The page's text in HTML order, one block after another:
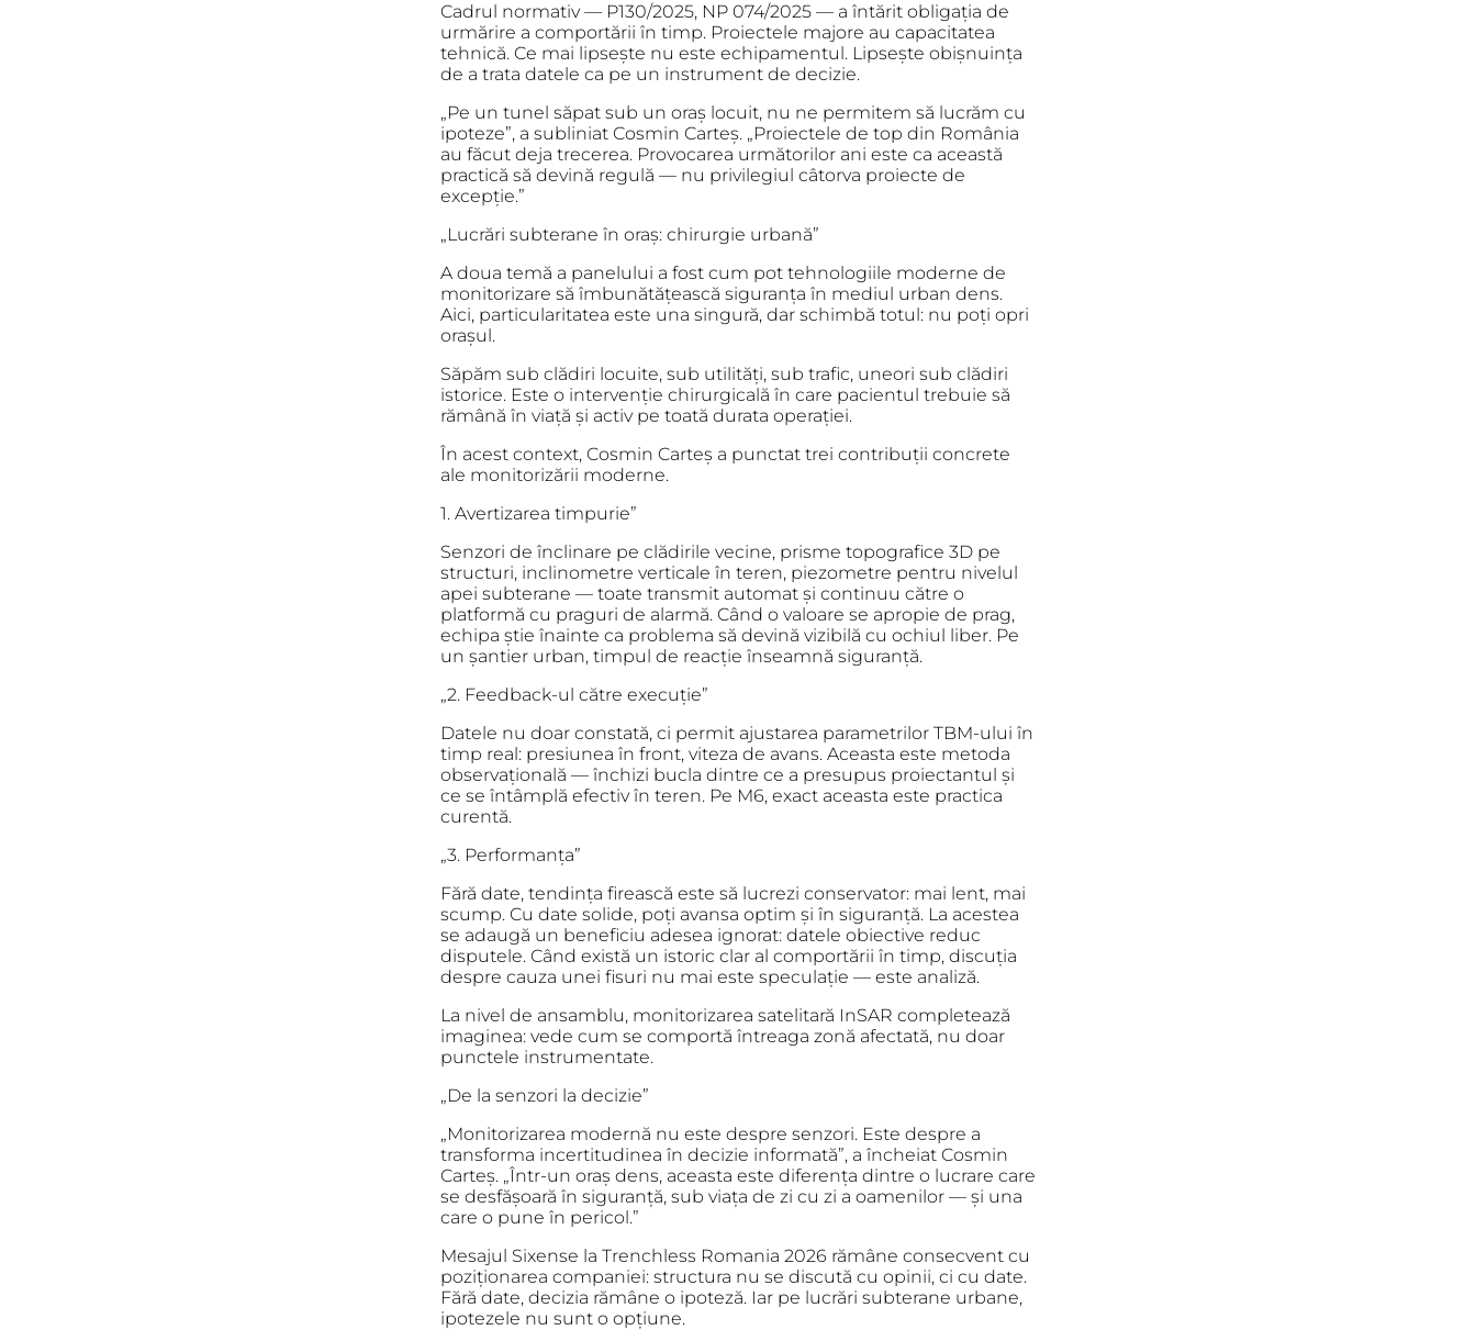
Cadrul normativ — P130/2025, NP 074/2025 — a întărit obligația de
urmărire a comportării în timp. Proiectele majore au capacitatea
tehnică. Ce mai lipsește nu este echipamentul. Lipsește obișnuința
de a trata datele ca pe un instrument de decizie.
„Pe un tunel săpat sub un oraș locuit, nu ne permitem să lucrăm cu
ipoteze”, a subliniat Cosmin Carteș. „Proiectele de top din România
au făcut deja trecerea. Provocarea următorilor ani este ca această
practică să devină regulă — nu privilegiul câtorva proiecte de
excepție.”
„Lucrări subterane în oraș: chirurgie urbană”
A doua temă a panelului a fost cum pot tehnologiile moderne de
monitorizare să îmbunătățească siguranța în mediul urban dens.
Aici, particularitatea este una singură, dar schimbă totul: nu poți opri
orașul.
Săpăm sub clădiri locuite, sub utilități, sub trafic, uneori sub clădiri
istorice. Este o intervenție chirurgicală în care pacientul trebuie să
rămână în viață și activ pe toată durata operației.
În acest context, Cosmin Carteș a punctat trei contribuții concrete
ale monitorizării moderne.
1. Avertizarea timpurie”
Senzori de înclinare pe clădirile vecine, prisme topografice 3D pe
structuri, inclinometre verticale în teren, piezometre pentru nivelul
apei subterane — toate transmit automat și continuu către o
platformă cu praguri de alarmă. Când o valoare se apropie de prag,
echipa știe înainte ca problema să devină vizibilă cu ochiul liber. Pe
un șantier urban, timpul de reacție înseamnă siguranță.
„2. Feedback-ul către execuție”
Datele nu doar constată, ci permit ajustarea parametrilor TBM-ului în
timp real: presiunea în front, viteza de avans. Aceasta este metoda
observațională — închizi bucla dintre ce a presupus proiectantul și
ce se întâmplă efectiv în teren. Pe M6, exact aceasta este practica
curentă.
„3. Performanța”
Fără date, tendința firească este să lucrezi conservator: mai lent, mai
scump. Cu date solide, poți avansa optim și în siguranță. La acestea
se adaugă un beneficiu adesea ignorat: datele obiective reduc
disputele. Când există un istoric clar al comportării în timp, discuția
despre cauza unei fisuri nu mai este speculație — este analiză.
La nivel de ansamblu, monitorizarea satelitară InSAR completează
imaginea: vede cum se comportă întreaga zonă afectată, nu doar
punctele instrumentate.
„De la senzori la decizie”
„Monitorizarea modernă nu este despre senzori. Este despre a
transforma incertitudinea în decizie informată”, a încheiat Cosmin
Carteș. „Într-un oraș dens, aceasta este diferența dintre o lucrare care
se desfășoară în siguranță, sub viața de zi cu zi a oamenilor — și una
care o pune în pericol.”
Mesajul Sixense la Trenchless Romania 2026 rămâne consecvent cu
poziționarea companiei: structura nu se discută cu opinii, ci cu date.
Fără date, decizia rămâne o ipoteză. Iar pe lucrări subterane urbane,
ipotezele nu sunt o opțiune.